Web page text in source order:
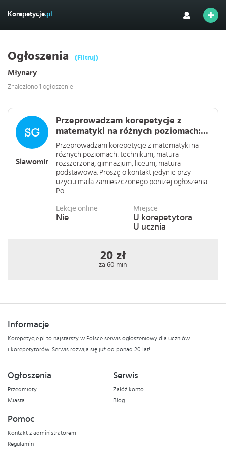
Korepetycje.pl
Ogłoszenia (Filtruj)
Młynary
Znaleziono 1 ogłoszenie
Slawomir
Przeprowadzam korepetycje z
matematyki na różnych poziomach:...
Przeprowadzam korepetycje z matematyki na
różnych poziomach: technikum, matura
rozszerzona, gimnazjum, liceum, matura
podstawowa. Proszę o kontakt jedynie przy
użyciu maila zamieszczonego poniżej ogłoszenia.
Po . . .
Lekcje online
Nie
Miejsce
U korepetytora
U ucznia
20 zł
za 60 min
Informacje
Korepetycje.pl to najstarszy w Polsce serwis ogłoszeniowy dla uczniów
i korepetytorów. Serwis rozwija się już od ponad 20 lat!
Ogłoszenia
Przedmioty
Miasta
Serwis
Załóż konto
Blog
Pomoc
Kontakt z administratorem
Regulamin